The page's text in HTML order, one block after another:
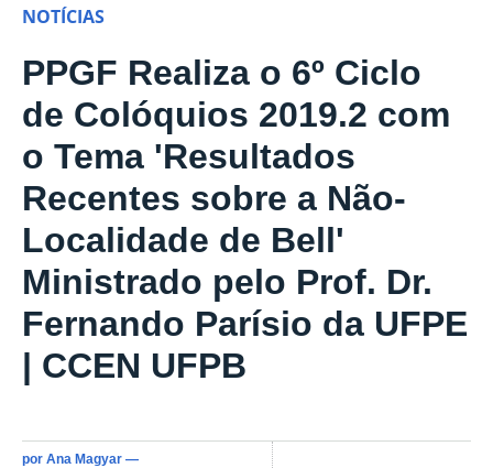
NOTÍCIAS
PPGF Realiza o 6º Ciclo
de Colóquios 2019.2 com
o Tema 'Resultados
Recentes sobre a Não-
Localidade de Bell'
Ministrado pelo Prof. Dr.
Fernando Parísio da UFPE
| CCEN UFPB
por Ana Magyar —